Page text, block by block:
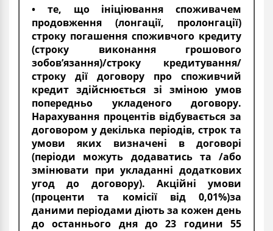
• те, що ініціювання споживачем
продовження (лонгації, пролонгації)
строку погашення споживчого кредиту
(строку виконання грошового
зобов’язання)/строку кредитування/
строку дії договору про споживчий
кредит здійснюється зі зміною умов
попередньо укладеного договору.
Нарахування процентів відбувається за
договором у декілька періодів, строк та
умови яких визначені в договорі
(періоди можуть додаватись та /або
змінювати при укладанні додаткових
угод до договору). Акційні умови
(проценти та комісії від 0,01%)за
даними періодами діють за кожен день
до останнього дня до 23 години 55